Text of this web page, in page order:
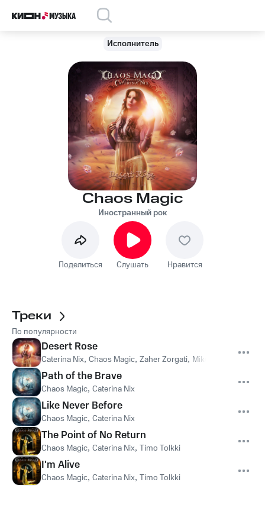
Исполнитель
Chaos Magic
Иностранный рок
Поделиться Слушать Нравится
Треки
По популярности
Desert Rose
Caterina Nix, Chaos Magic, Zaher Zorgati, Mike Terrana
Path of the Brave
Chaos Magic, Caterina Nix
Like Never Before
Chaos Magic, Caterina Nix
The Point of No Return
Chaos Magic, Caterina Nix, Timo Tolkki
I'm Alive
Chaos Magic, Caterina Nix, Timo Tolkki